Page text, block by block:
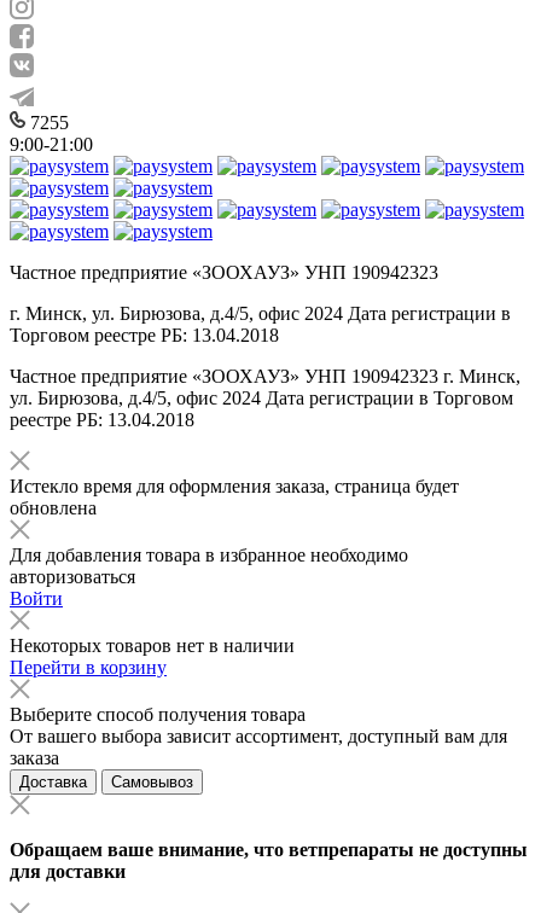
7255
9:00-21:00
Частное предприятие «ЗООХАУЗ» УНП 190942323
г. Минск, ул. Бирюзова, д.4/5, офис 2024 Дата регистрации в
Торговом реестре РБ: 13.04.2018
Частное предприятие «ЗООХАУЗ» УНП 190942323 г. Минск,
ул. Бирюзова, д.4/5, офис 2024 Дата регистрации в Торговом
реестре РБ: 13.04.2018
Истекло время для оформления заказа, страница будет
обновлена
Для добавления товара в избранное необходимо
авторизоваться
Войти
Некоторых товаров нет в наличии
Перейти в корзину
Выберите способ получения товара
От вашего выбора зависит ассортимент, доступный вам для
заказа
Доставка Самовывоз
Обращаем ваше внимание, что ветпрепараты не доступны
для доставки